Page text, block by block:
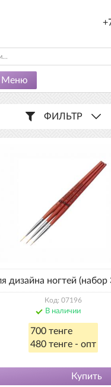
Меню
ФИЛЬТР
дизайна ногтей
Код: 07196
В наличии
700 тенге
480 тенге - опт
Купить